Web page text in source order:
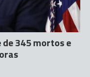
345 mortos e